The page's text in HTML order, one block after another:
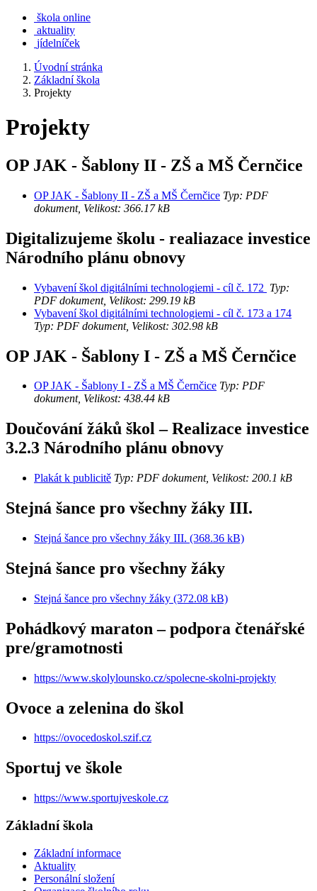
škola online
aktuality
jídelníček
Úvodní stránka
Základní škola
Projekty
Projekty
OP JAK - Šablony II - ZŠ a MŠ Černčice
OP JAK - Šablony II - ZŠ a MŠ Černčice Typ: PDF
dokument, Velikost: 366.17 kB
Digitalizujeme školu - realiazace investice
Národního plánu obnovy
Vybavení škol digitálními technologiemi - cíl č. 172 Typ:
PDF dokument, Velikost: 299.19 kB
Vybavení škol digitálními technologiemi - cíl č. 173 a 174
Typ: PDF dokument, Velikost: 302.98 kB
OP JAK - Šablony I - ZŠ a MŠ Černčice
OP JAK - Šablony I - ZŠ a MŠ Černčice Typ: PDF
dokument, Velikost: 438.44 kB
Doučování žáků škol – Realizace investice
3.2.3 Národního plánu obnovy
Plakát k publicitě Typ: PDF dokument, Velikost: 200.1 kB
Stejná šance pro všechny žáky III.
Stejná šance pro všechny žáky III. (368.36 kB)
Stejná šance pro všechny žáky
Stejná šance pro všechny žáky (372.08 kB)
Pohádkový maraton – podpora čtenářské
pre/gramotnosti
https://www.skolylounsko.cz/spolecne-skolni-projekty
Ovoce a zelenina do škol
https://ovocedoskol.szif.cz
Sportuj ve škole
https://www.sportujveskole.cz
Základní škola
Základní informace
Aktuality
Personální složení